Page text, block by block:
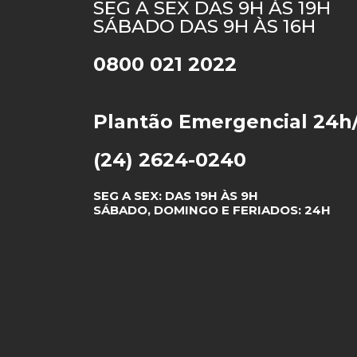
SEG A SEX DAS 9H ÀS 19H
SÁBADO DAS 9H ÀS 16H
0800 021 2022
Plantão Emergencial
(24) 2624-0240
SEG A SEX: DAS 19H ÀS 9H
SÁBADO, DOMINGO E FERIADOS: 24H